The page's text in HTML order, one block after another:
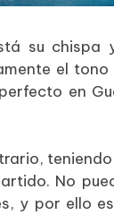
su chispa
el tono
en
No
y por ello